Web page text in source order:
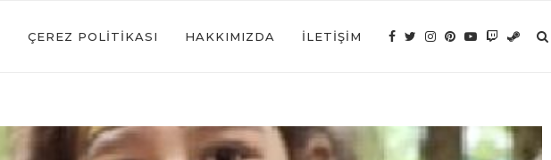
ÇEREZ POLITIKASI HAKKIMIZDA İLETIŞIM